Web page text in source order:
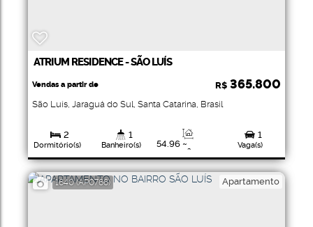
ATRIUM RESIDENCE - SÃO LUÍS
R$ 365.800
Vendas a partir de
São Luís, Jaraguá do Sul, Santa Catarina, Brasil
2
Dormitório(s)
1
Banheiro(s)
Privativo:
54.96 ~
m²
Total:
67.06~
70.11m²
1
Vaga(s)
1640 (AP0766) Apartamento